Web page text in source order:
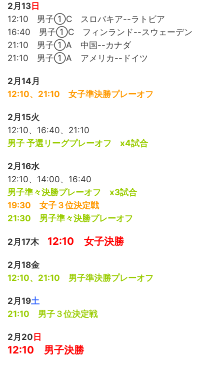
2月13日
12:10 男子①C スロバキア--ラトビア
16:40 男子①C フィンランド--スウェーデン
21:10 男子①A 中国--カナダ
21:10 男子①A アメリカ--ドイツ
2月14月
12:10、 21:10 女子準決勝プレーオフ
2月15火
12:10、16:40、21:10
男子 予選リーグプレーオフ x4試合
2月16水
12:10、14:00、16:40
男子準々決勝プレーオフ x3試合
19:30 女子３位決定戦
21:30 男子準々決勝プレーオフ
2月17木 12:10 女子決勝
2月18金
12:10、21:10 男子準決勝プレーオフ
2月19土
21:10 男子３位決定戦
2月20日
12:10 男子決勝